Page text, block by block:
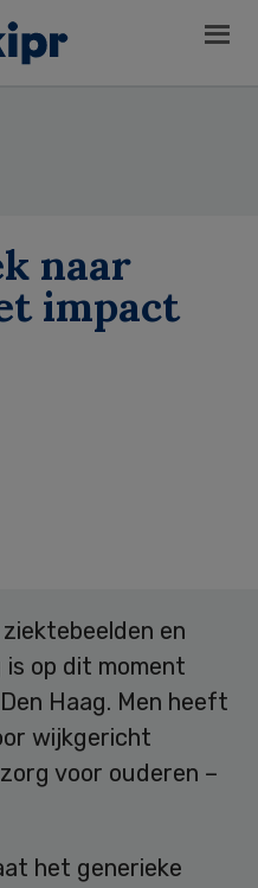
naar
impact
en
is op dit moment
Haag. Men heeft
wijkgericht
voor ouderen –
het generieke